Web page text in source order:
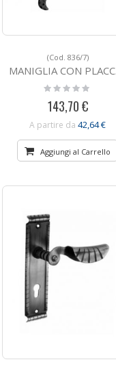
(Cod. 836/7)
MANIGLIA CON PLACCA IN FERRO BATTUTO 836/7
Rating:
0%
143,70 €
A partire da 42,64 €
Aggiungi al Carrello